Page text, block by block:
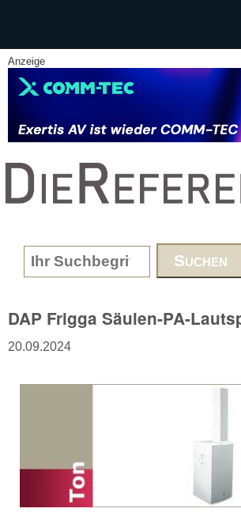
Anzeige
www.DieReferenz.de
Search form
DAP Frigga Säulen-PA-
20.09.2024